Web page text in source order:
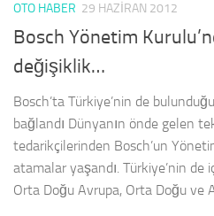
OTO HABER 29 HAZIRAN 2012
Bosch Yönetim
değişiklik…
Bosch’ta Türkiye’nin de
bağlandı Dünyanın önde gelen
tedarikçilerinden Bosch’un
atamalar yaşandı. Türkiye’nin de
Orta Doğu Avrupa, Orta Doğu ve